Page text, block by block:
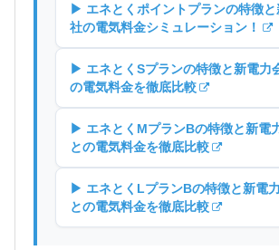
▶ エネとくポイントプランの特徴
社の電気料金シミュレーション！
▶ エネとくSプランの特徴と新電力
の電気料金を徹底比較
▶ エネとくMプランBの特徴と新電
との電気料金を徹底比較
▶ エネとくLプランBの特徴と新電
との電気料金を徹底比較